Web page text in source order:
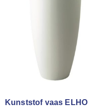
Kunststof vaas ELHO